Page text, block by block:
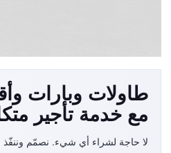
نصمّم لك التجهيز
المثالي الذي
وتستأجره من دون
طاولات وبارات
مع خدمة تأجير
لا حاجة لشراء أي شيء. نصمّم